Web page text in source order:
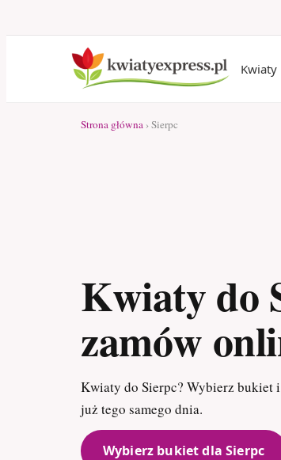
Kwiaty
Strona główna › Sierpc
Kwiaty do
zamów
Kwiaty do Sierpc? Wybierz bukiet
już tego samego dnia.
Wybierz bukiet dla Sierpc